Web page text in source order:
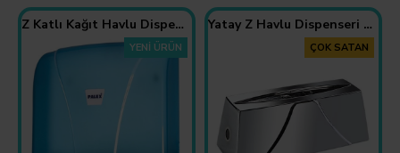
Z Katlı Kağıt Havlu Dispenseri Şeffaf Mavi
YENI ÜRÜN
Yatay Z Havlu Dispenseri Krom Kaplama
ÇOK SATAN